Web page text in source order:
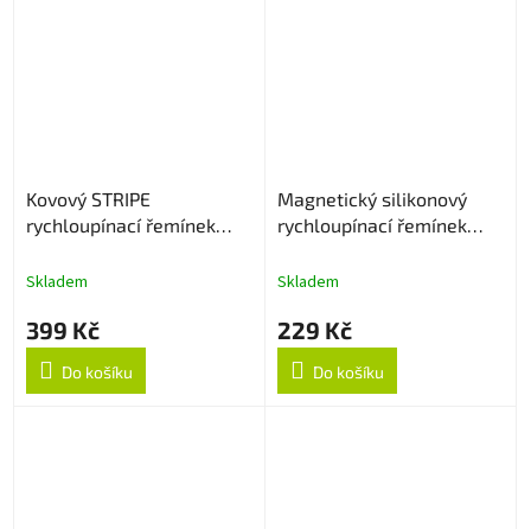
Kovový STRIPE
rychloupínací řemínek
Skladem
399 Kč
Do košíku
Magnetický silikonový
rychloupínací řemínek
Skladem
229 Kč
Do košíku